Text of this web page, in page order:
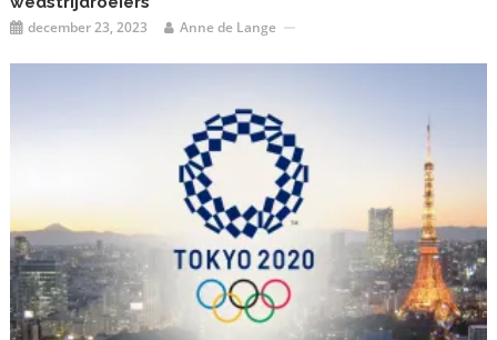
december 23, 2023 Anne de Lange